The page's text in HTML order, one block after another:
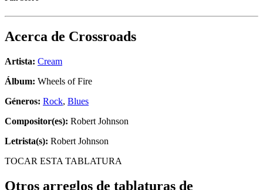
Acerca de Crossroads
Artista: Cream
Álbum: Wheels of Fire
Géneros: Rock, Blues
Compositor(es): Robert Johnson
Letrista(s): Robert Johnson
TOCAR ESTA TABLATURA
Otros arreglos de tablaturas de